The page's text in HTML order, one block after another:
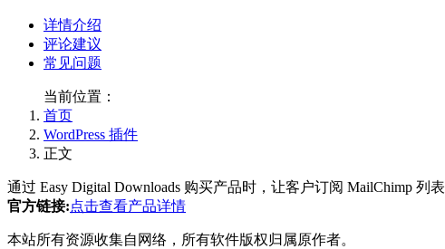
详情介绍
评论建议
常见问题
当前位置：
首页
WordPress 插件
正文
通过 Easy Digital Downloads 购买产品时，让客户订阅 MailChimp 列表
官方链接:点击查看产品详情
本站所有资源收集自网络，所有软件版权归属原作者。